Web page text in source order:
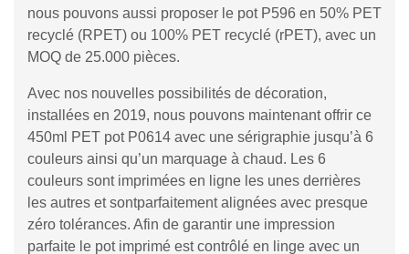
nous pouvons aussi proposer le pot P596 en 50% PET
recyclé (RPET) ou 100% PET recyclé (rPET), avec un
MOQ de 25.000 pièces.
Avec nos nouvelles possibilités de décoration,
installées en 2019, nous pouvons maintenant offrir ce
450ml PET pot P0614 avec une sérigraphie jusqu’à 6
couleurs ainsi qu’un marquage à chaud. Les 6
couleurs sont imprimées en ligne les unes derrières
les autres et sontparfaitement alignées avec presque
zéro tolérances. Afin de garantir une impression
parfaite le pot imprimé est contrôlé en linge avec un